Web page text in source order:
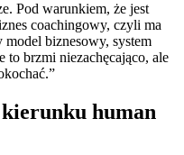
Pod warunkiem, że jest
coachingowy, czyli ma
biznesowy, system
to brzmi niezachęcająco, ale
human